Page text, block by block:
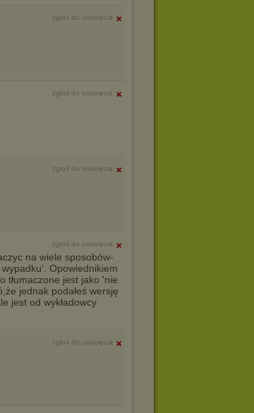
zgłoś do usunięcia
zgłoś do usunięcia
zgłoś do usunięcia
zgłoś do usunięcia
na wiele sposobów-
Opowiednikiem
tłumaczone jest jako 'nie
jednak podałeś wersję
jest od wykładowcy
zgłoś do usunięcia